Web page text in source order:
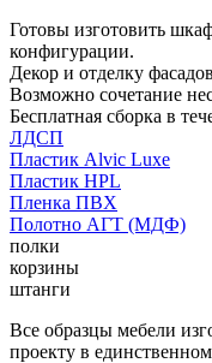
Готовы изготовить
конфигурации.
Декор и отделку
Возможно сочетание
Бесплатная сборка в
ЛДСП
Пластик Alvic Luxe
Пластик HPL
Пленка ПВХ
Полотно АГТ (МДФ)
полки
корзины
штанги
Все образцы мебели
проекту в